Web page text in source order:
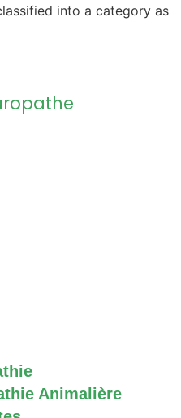
into a category as
Animalière